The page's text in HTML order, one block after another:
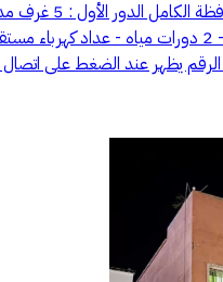
الضغط على اتصال )) شقتين مؤجره كل شقه ب 16 الف